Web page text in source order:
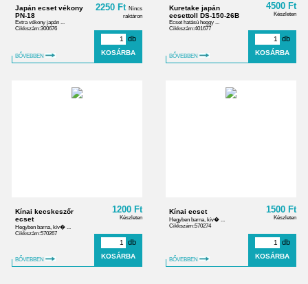
Japán ecset vékony
PN-18
Extra vékony japán ...
Cikkszám:300676
BŐVEBBEN
2250 Ft Nincs
raktáron
db
Kuretake japán
ecsettoll DS-150-26B
Ecset hatású heggy ...
Cikkszám:401677
BŐVEBBEN
4500 Ft
Készleten
db
Kínai kecskeszőr
ecset
Hegyben barna, kív� ...
Cikkszám:570267
BŐVEBBEN
1200 Ft
Készleten
db
Kínai ecset
Hegyben barna, kív� ...
Cikkszám:570274
BŐVEBBEN
1500 Ft
Készleten
db